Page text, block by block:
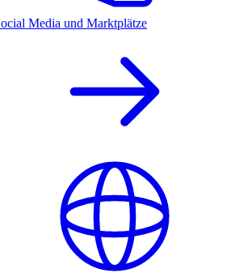
Media und Marktplätze